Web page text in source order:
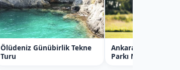
Ölüdeniz Günübirlik Tekne
Turu
Ankara Çamkoru
Parkı Manejde At